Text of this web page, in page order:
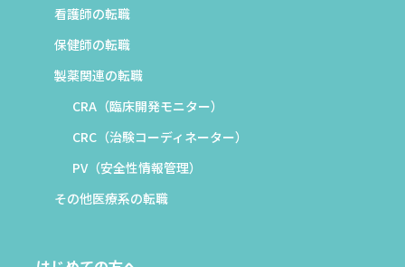
看護師の転職
保健師の転職
製薬関連の転職
CRA（臨床開発モニター）
CRC（治験コーディネーター）
PV（安全性情報管理）
その他医療系の転職